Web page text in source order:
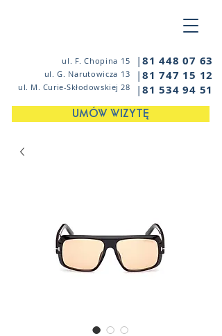
UMÓW WIZYTĘ
ul. F. Chopina 15
ul. G. Narutowicza 13
ul. M. Curie-Skłodowskiej 28
| 81 448 07 63
| 81 747 15 12
| 81 534 94 51